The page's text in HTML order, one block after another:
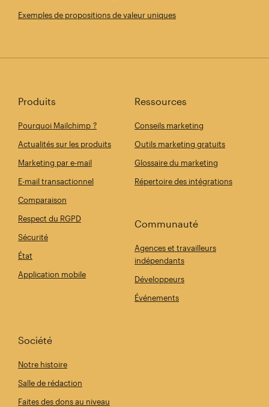
Exemples de propositions de valeur uniques
Produits
Pourquoi Mailchimp ?
Actualités sur les produits
Marketing par e-mail
E-mail transactionnel
Comparaison
Respect du RGPD
Sécurité
État
Application mobile
Ressources
Conseils marketing
Outils marketing gratuits
Glossaire du marketing
Répertoire des intégrations
Communauté
Agences et travailleurs
indépendants
Développeurs
Événements
Société
Notre histoire
Salle de rédaction
Faites des dons au niveau